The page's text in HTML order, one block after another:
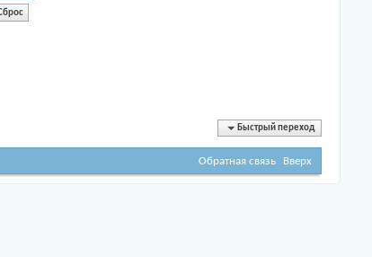
Быстрый переход
Обратная связь Вверх